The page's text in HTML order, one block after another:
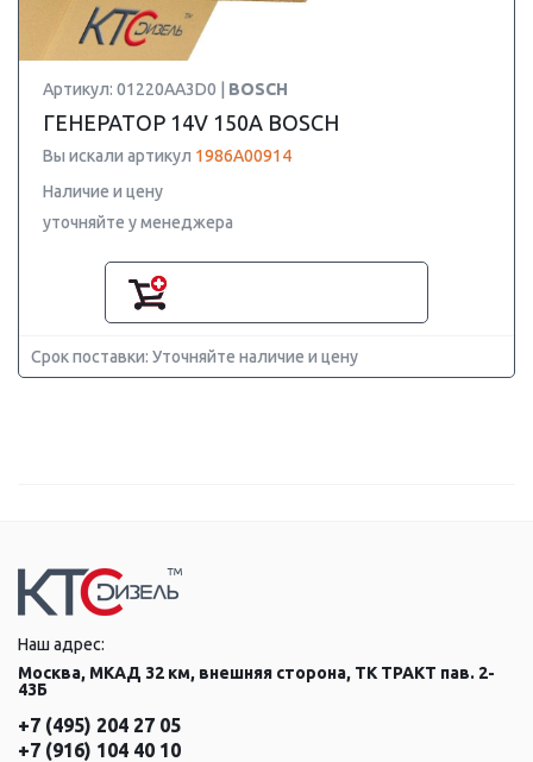
Артикул: 01220AA3D0 | BOSCH
ГЕНЕРАТОР 14V 150A BOSCH
Вы искали артикул 1986A00914
Наличие и цену
уточняйте у менеджера
Срок поставки: Уточняйте наличие и цену
Наш адрес:
Москва, МКАД 32 км, внешняя сторона, ТК ТРАКТ пав. 2-
43Б
+7 (495) 204 27 05
+7 (916) 104 40 10